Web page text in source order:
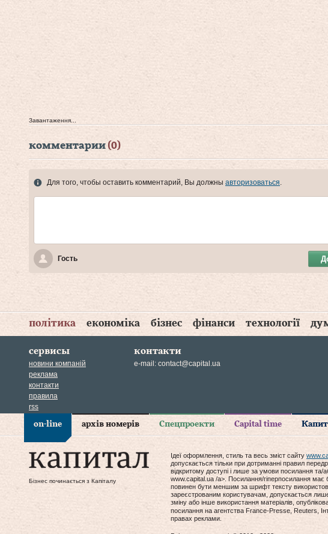
Завантаження...
комментарии (0)
Для того, чтобы оставить комментарий, Вы должны авторизоваться
Гость
політика економіка бізнес фінанси технології
сервисы
новини компаній
реклама
контакти
правила
rss
контакти
e-mail: contact@capital.ua
on-line архів номерів Спецпроекти Capital time
Бізнес починається з Капіталу
Ідеї оформлення, стиль та весь зміст сайту
допускається тільки при дотриманні правил
відкритому доступі і лише за умови посилання
www.capital.ua /a>. Посилання/гіперпосилання має
повинен бути меншим за шрифт тексту
зареєстрованим користувачам, допускається
зміну або інше використання матеріалів,
посилання на агентства France-Presse, Reuters,
правах реклами.